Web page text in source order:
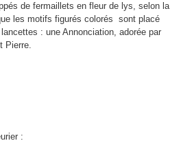
de fermaillets en fleur de lys, selon la
les motifs figurés colorés sont placé
: une Annonciation, adorée par
Pierre.
: